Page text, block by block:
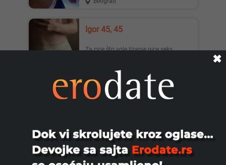
Ema, 35
Igor 45, 45
Za cice što vole lizanje pice seks
Beograd
Slobodan63, 26
Beograd
✖